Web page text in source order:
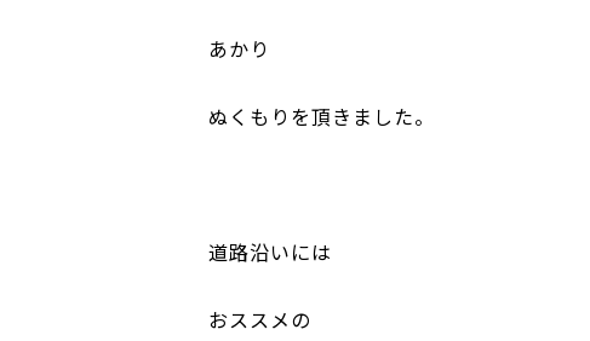
あかり
ぬくもりを頂きました。
道路沿いには
おススメの